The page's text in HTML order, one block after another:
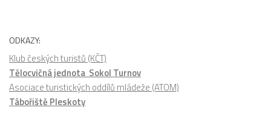
ODKAZY:
Klub českých turistů (KČT)
Tělocvičná jednota Sokol Turnov
Asociace turistických oddílů mládeže (ATOM)
Tábořiště Pleskoty